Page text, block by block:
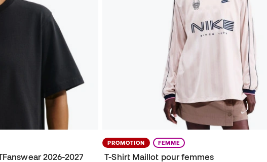
2026-2027
PROMOTION FEMME
T-Shirt Maillot pour femmes